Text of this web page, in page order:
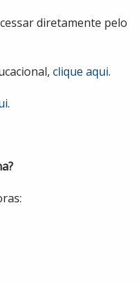
diretamente pelo
clique aqui.
.